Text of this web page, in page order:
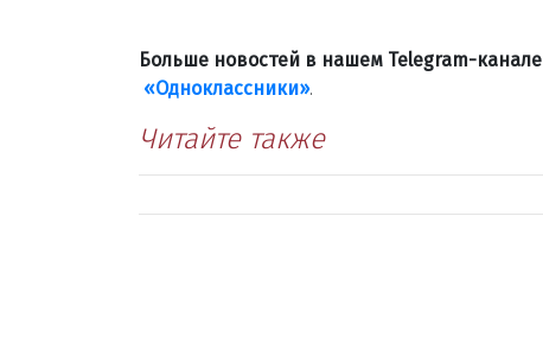
Больше новостей в нашем Telegram-канале
«Одноклассники».
Читайте также